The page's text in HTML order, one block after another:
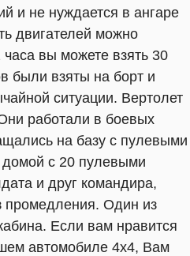
и не нуждается в ангаре
двигателей можно
вы можете взять 30
были взяты на борт и
ситуации. Вертолет
работали в боевых
на базу с пулевыми
домой с 20 пулевыми
и друг командира,
промедления. Один из
Если вам нравится
автомобиле 4х4, Вам